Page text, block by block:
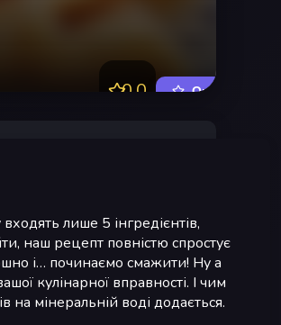
0.0 Оцінити
лише 5 інгредієнтів,
наш рецепт повністю спростує
і… починаємо смажити! Ну а
кулінарної вправності. І чим
мінеральній воді додається.